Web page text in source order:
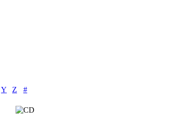
Y Z #